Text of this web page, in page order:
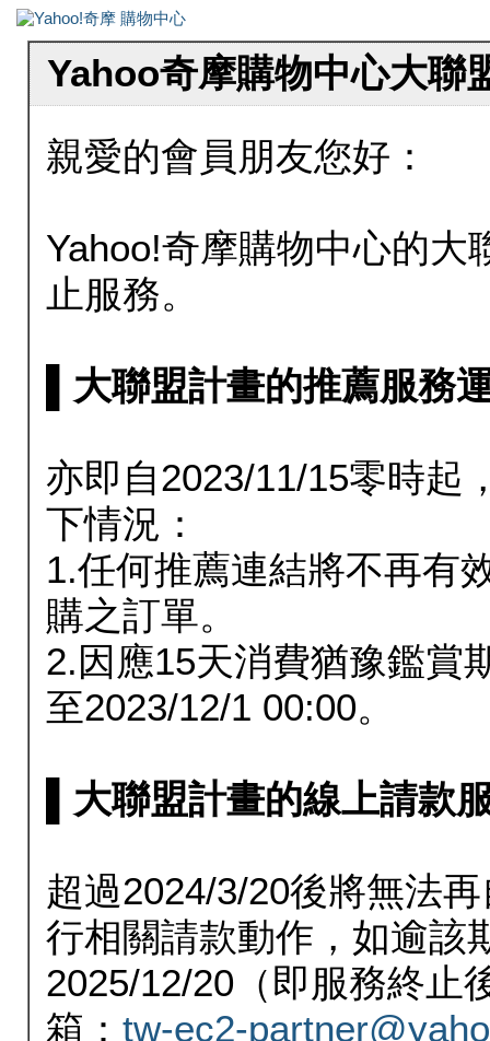
Yahoo奇摩購物中心大聯
親愛的會員朋友您好：
Yahoo!奇摩購物中心的大
止服務。
▌大聯盟計畫的推薦服務
亦即自2023/11/15零時起
下情況：
1.任何推薦連結將不再有
購之訂單。
2.因應15天消費猶豫鑑賞
至2023/12/1 00:00。
▌大聯盟計畫的線上請款
超過2024/3/20後將無法
行相關請款動作，如逾該
2025/12/20（即服務終止
箱： tw-ec2-